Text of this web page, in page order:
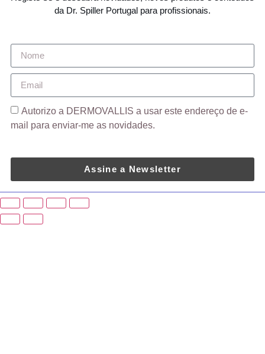
da Dr. Spiller Portugal para profissionais.
Autorizo ​​a DERMOVALLIS a usar este endereço de e-
mail para enviar-me as novidades.
Assine a Newsletter